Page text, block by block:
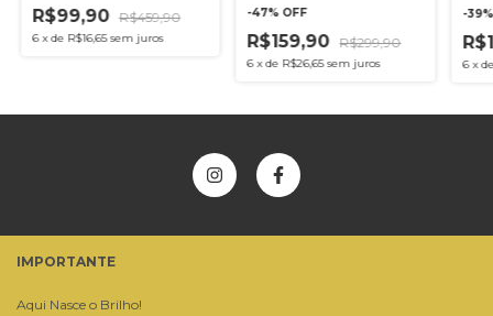
R$99,90 R$459,90
6 xde R$16,65 sem juros
-47% OFF
R$159,90 R$299,90
6 xde R$26,65 sem juros
-39
6 x
IMPORTANTE
Aqui Nasce o Brilho!